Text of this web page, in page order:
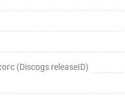
(Discogs releaseID)